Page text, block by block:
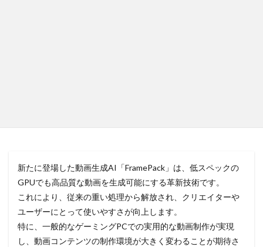
新たに登場した動画生成AI「FramePack」は、低スペックの
GPUでも高品質な動画を生成可能にする革新技術です。
これにより、従来の重い処理から解放され、クリエイターや
ユーザーにとって使いやすさが向上します。
特に、一般的なゲーミングPCでの実用的な動画制作が実現
し、動画コンテンツの制作環境が大きく変わることが期待さ